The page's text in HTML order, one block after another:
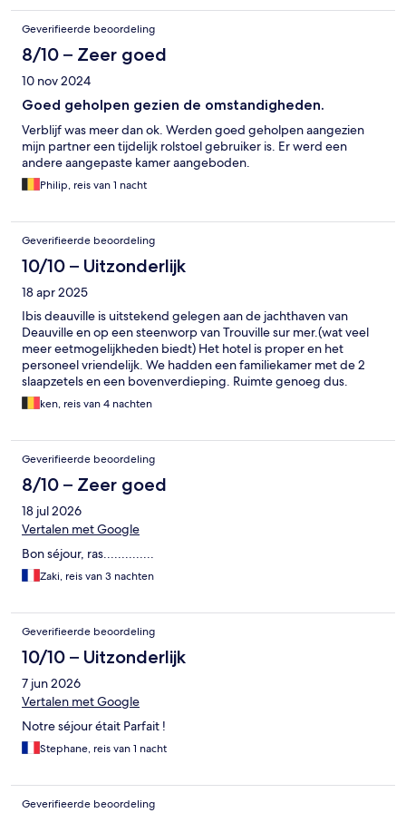
Geverifieerde beoordeling
8/10 – Zeer goed
10 nov 2024
Goed geholpen gezien de omstandigheden.
Verblijf was meer dan ok. Werden goed geholpen aangezien
mijn partner een tijdelijk rolstoel gebruiker is. Er werd een
andere aangepaste kamer aangeboden.
Philip, reis van 1 nacht
Geverifieerde beoordeling
10/10 – Uitzonderlijk
18 apr 2025
Ibis deauville is uitstekend gelegen aan de jachthaven van
Deauville en op een steenworp van Trouville sur mer.(wat veel
meer eetmogelijkheden biedt) Het hotel is proper en het
personeel vriendelijk. We hadden een familiekamer met de 2
slaapzetels en een bovenverdieping. Ruimte genoeg dus.
Kleine minpuntjes waren voor ons de positie van het toilet en als
we eerlijk moeten zijn was de ontbijtruimte te klein voor het
weer wel tevreden.
ken, reis van 4 nachten
Geverifieerde beoordeling
8/10 – Zeer goed
18 jul 2026
Vertalen met Google
Bon séjour, ras..............
Zaki, reis van 3 nachten
Geverifieerde beoordeling
10/10 – Uitzonderlijk
7 jun 2026
Vertalen met Google
Notre séjour était Parfait !
Stephane, reis van 1 nacht
Geverifieerde beoordeling